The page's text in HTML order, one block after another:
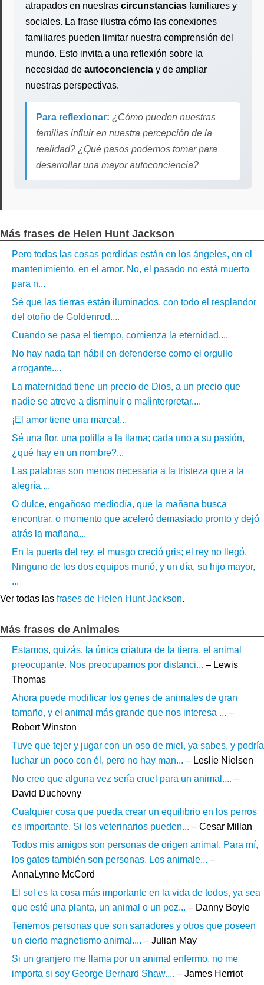
atrapados en nuestras circunstancias familiares y
sociales. La frase ilustra cómo las conexiones
familiares pueden limitar nuestra comprensión del
mundo. Esto invita a una reflexión sobre la
necesidad de autoconciencia y de ampliar
nuestras perspectivas.
Para reflexionar: ¿Cómo pueden nuestras
familias influir en nuestra percepción de la
realidad? ¿Qué pasos podemos tomar para
desarrollar una mayor autoconciencia?
Más frases de Helen Hunt Jackson
Pero todas las cosas perdidas están en los ángeles, en el
mantenimiento, en el amor. No, el pasado no está muerto
para n...
Sé que las tierras están iluminados, con todo el resplandor
del otoño de Goldenrod....
Cuando se pasa el tiempo, comienza la eternidad....
No hay nada tan hábil en defenderse como el orgullo
arrogante....
La maternidad tiene un precio de Dios, a un precio que
nadie se atreve a disminuir o malinterpretar....
¡El amor tiene una marea!...
Sé una flor, una polilla a la llama; cada uno a su pasión,
¿qué hay en un nombre?...
Las palabras son menos necesaria a la tristeza que a la
alegría....
O dulce, engañoso mediodía, que la mañana busca
encontrar, o momento que aceleró demasiado pronto y dejó
atrás la mañana...
En la puerta del rey, el musgo creció gris; el rey no llegó.
Ninguno de los dos equipos murió, y un día, su hijo mayor,
...
Ver todas las frases de Helen Hunt Jackson.
Más frases de Animales
Estamos, quizás, la única criatura de la tierra, el animal
preocupante. Nos preocupamos por distanci... – Lewis
Thomas
Ahora puede modificar los genes de animales de gran
tamaño, y el animal más grande que nos interesa ... –
Robert Winston
Tuve que tejer y jugar con un oso de miel, ya sabes, y podría
luchar un poco con él, pero no hay man... – Leslie Nielsen
No creo que alguna vez sería cruel para un animal.... –
David Duchovny
Cualquier cosa que pueda crear un equilibrio en los perros
es importante. Si los veterinarios pueden... – Cesar Millan
Todos mis amigos son personas de origen animal. Para mí,
los gatos también son personas. Los animale... –
AnnaLynne McCord
El sol es la cosa más importante en la vida de todos, ya sea
que esté una planta, un animal o un pez... – Danny Boyle
Tenemos personas que son sanadores y otros que poseen
un cierto magnetismo animal.... – Julian May
Si un granjero me llama por un animal enfermo, no me
importa si soy George Bernard Shaw.... – James Herriot